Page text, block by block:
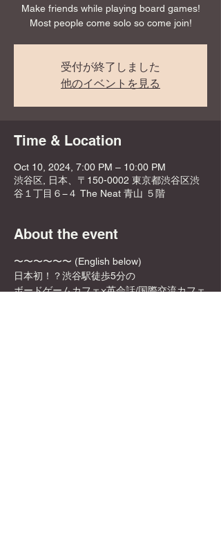
Make friends while playing board games!
Most people come solo so come join!
受付が終了しました
他のイベントを見る
Time & Location
Oct 10, 2024, 7:00 PM – 10:00 PM
渋谷区, 日本、〒150-0002 東京都渋谷区渋
谷１丁目６−４ The Neat 青山 ５階
About the event
〜〜〜〜〜〜 (English below)
日本初！？渋谷駅徒歩5分の
ボードゲームカフェ×英会話/国際交流カフェ